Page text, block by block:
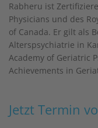
Rabheru ist
Physicians und des
of Canada. Er gilt als
Alterspsychiatrie in
Academy of Geriatric
Achievements in
Jetzt Termin